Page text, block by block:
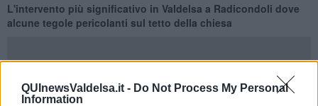
QUInewsValdelsa.it - Do Not Process My Personal
Information
L'intervento più significativo in Valdelsa a Radicondoli dove
alcune tegole pericolanti sul tetto della chiesa